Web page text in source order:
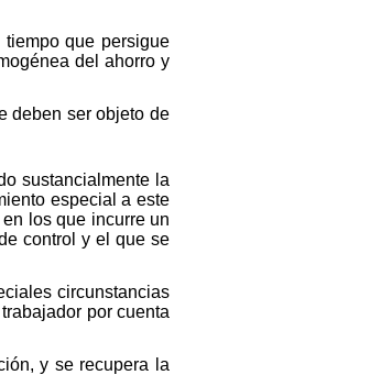
que persigue
del ahorro y
deben ser objeto de
sustancialmente la
especial a este
los que incurre un
control y el que se
circunstancias
por cuenta
y se recupera la